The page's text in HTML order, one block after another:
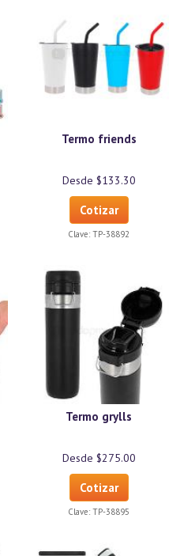
Termo friends
Desde $133.30
Cotizar
Clave: TP-38892
Termo grylls
Desde $275.00
Cotizar
Clave: TP-38895